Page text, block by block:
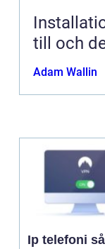
till och
Adam Wallin
Ip telefoni så